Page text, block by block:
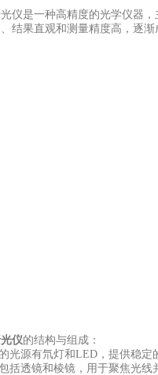
是一种高精度的光学仪器，
结果直观和测量精度高，逐
仪的结构与组成：
源有氘灯和LED，提供稳定
透镜和棱镜，用于聚焦光线